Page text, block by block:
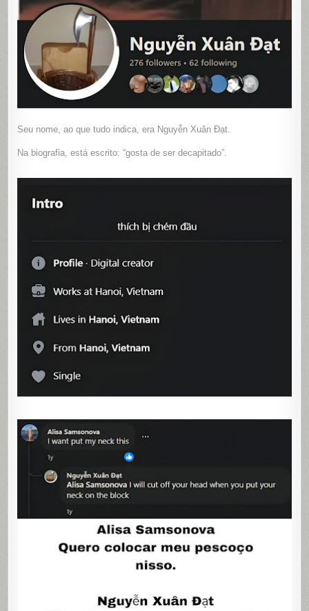
Seu nome, ao que tudo indica, era Nguyễn Xuân Đạt.
Na biografia, está escrito: “gosta de ser decapitado”.